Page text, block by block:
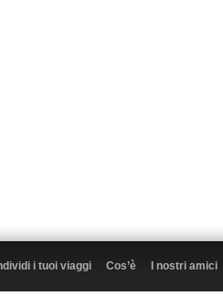
i tuoi viaggi Cos’è I nostri amici